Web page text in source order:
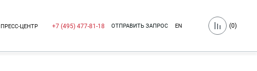
ПРЕСС-ЦЕНТР +7 (495) 477-81-18 ОТПРАВИТЬ ЗАПРОС EN (0)